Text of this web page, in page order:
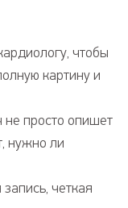
чтобы
картину и
просто опишет
нужно ли
четкая